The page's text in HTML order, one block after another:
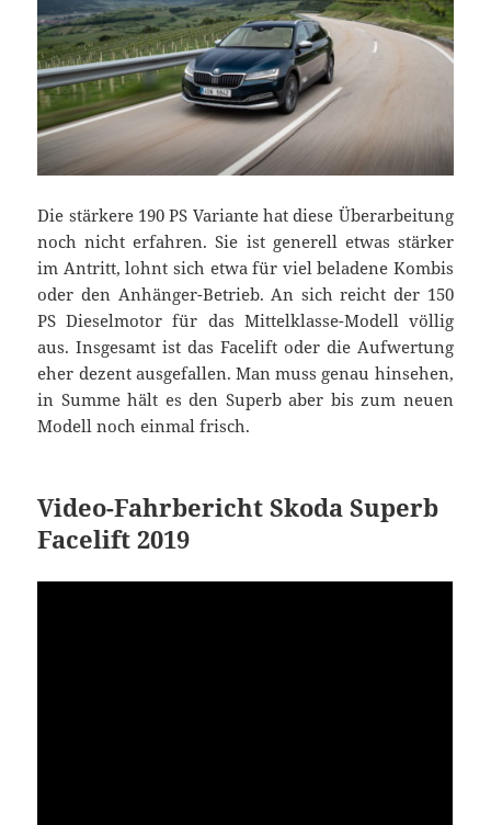
Die stärkere 190 PS Variante hat diese Überarbeitung
noch nicht erfahren. Sie ist generell etwas stärker
im Antritt, lohnt sich etwa für viel beladene Kombis
oder den Anhänger-Betrieb. An sich reicht der 150
PS Dieselmotor für das Mittelklasse-Modell völlig
aus. Insgesamt ist das Facelift oder die Aufwertung
eher dezent ausgefallen. Man muss genau hinsehen,
in Summe hält es den Superb aber bis zum neuen
Modell noch einmal frisch.
Video-Fahrbericht Skoda Superb
Facelift 2019